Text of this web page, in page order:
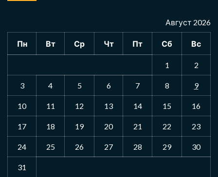
Август 2026
Пн Вт Ср Чт Пт Сб Вс
1 2
3 4 5 6 7 8 9
10 11 12 13 14 15 16
17 18 19 20 21 22 23
24 25 26 27 28 29 30
31